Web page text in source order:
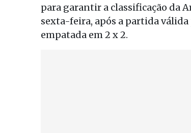
para garantir a classificação da
sexta-feira, após a partida
empatada em 2 x 2.